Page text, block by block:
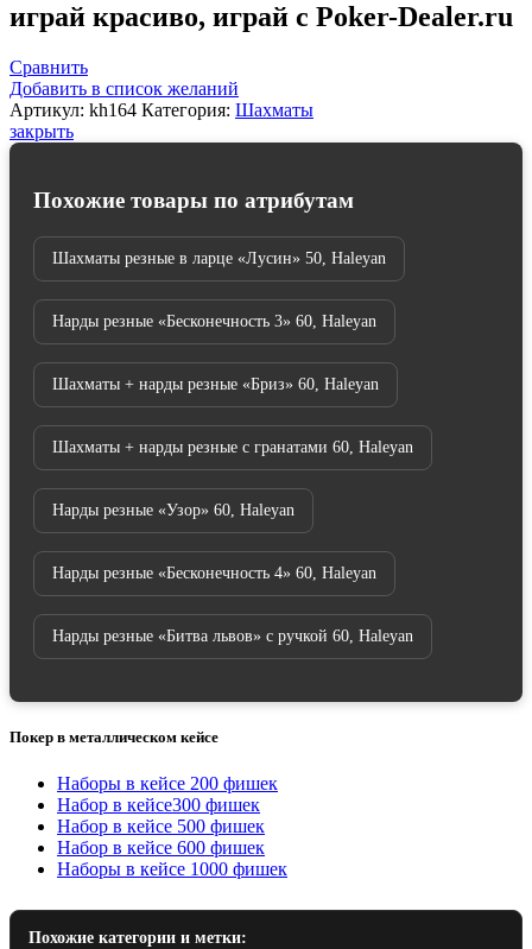
в
ларце
ящиками
50,
Haleyan
играй красиво, играй с Poker-Dealer.ru
Сравнить
Добавить в список желаний
Артикул: kh164 Категория: Шахматы
закрыть
Похожие товары по атрибутам
Шахматы резные в ларце «Лусин» 50, Haleyan
Нарды резные «Бесконечность 3» 60, Haleyan
Шахматы + нарды резные «Бриз» 60, Haleyan
Шахматы + нарды резные с гранатами 60, Haleyan
Нарды резные «Узор» 60, Haleyan
Нарды резные «Бесконечность 4» 60, Haleyan
Нарды резные «Битва львов» с ручкой 60, Haleyan
Покер в металлическом кейсе
Наборы в кейсе 200 фишек
Набор в кейсе300 фишек
Набор в кейсе 500 фишек
Набор в кейсе 600 фишек
Наборы в кейсе 1000 фишек
Похожие категории и метки: